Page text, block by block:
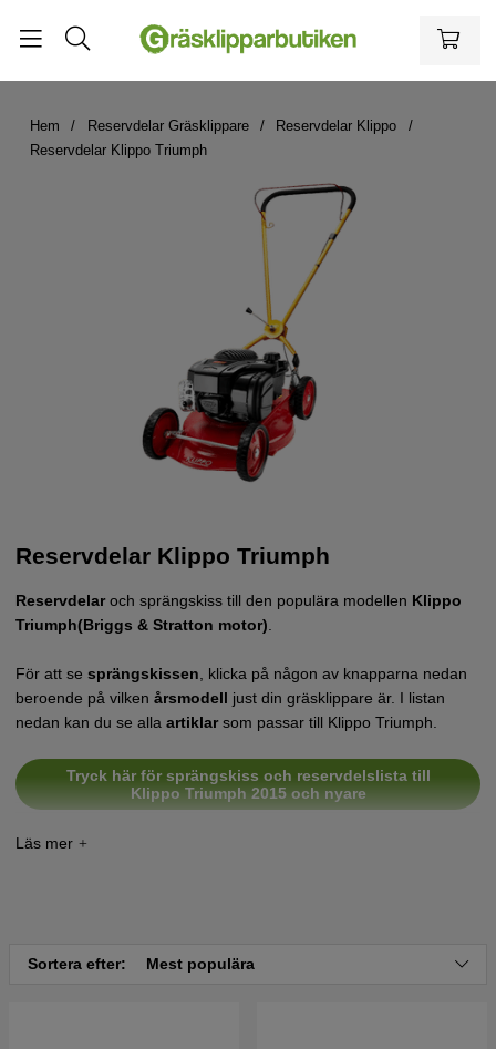
Hem Reservdelar Gräsklippare
Reservdelar Klippo
Reservdelar Klippo Triumph
Reservdelar Klippo Triumph
Reservdelaroch sprängskiss till den populära modellen Klippo
Triumph(Briggs & Stratton motor)
För att se sprängskissen , klicka på någon av knapparna nedan
beroende på vilken årsmodell just din gräsklippare är. I listan
nedan kan du se alla artiklarsom passar till Klippo Triumph.
Tryck här för sprängskiss och reservdelslista till
Klippo Triumph 2015 och nyare
Tryck här för sprängskiss och reservdelslista till
Sortera efter: Mest populära